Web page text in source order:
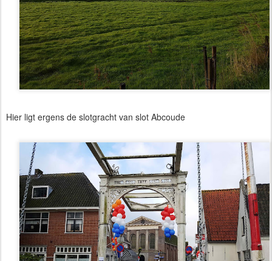
Hier ligt ergens de slotgracht van slot Abcoude